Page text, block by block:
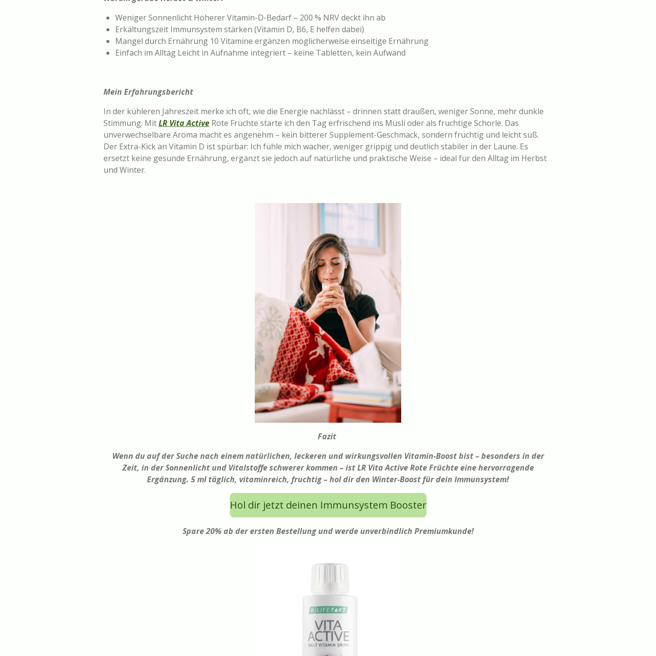
Weniger Sonnenlicht Höherer Vitamin-D-Bedarf – 200 % NRV deckt ihn ab
Erkältungszeit Immunsystem stärken (Vitamin D, B6, E helfen dabei)
Mangel durch Ernährung 10 Vitamine ergänzen möglicherweise einseitige Ernährung
Einfach im Alltag Leicht in Aufnahme integriert – keine Tabletten, kein Aufwand
Mein Erfahrungsbericht
In der kühleren Jahreszeit merke ich oft, wie die Energie nachlässt – drinnen statt draußen, weniger Sonne, mehr dunkle
Stimmung. MitLR Vita Active Rote Früchte starte ich den Tag erfrischend ins Müsli oder als fruchtige Schorle. Das
unverwechselbare Aroma macht es angenehm – kein bitterer Supplement-Geschmack, sondern fruchtig und leicht süß.
Der Extra-Kick an Vitamin D ist spürbar: Ich fühle mich wacher, weniger grippig und deutlich stabiler in der Laune. Es
ersetzt keine gesunde Ernährung, ergänzt sie jedoch auf natürliche und praktische Weise – ideal für den Alltag im Herbst
und Winter.
Fazit
Wenn du auf der Suche nach einem natürlichen, leckeren und wirkungsvollen Vitamin-Boost bist – besonders in der
Zeit, in der Sonnenlicht und Vitalstoffe schwerer kommen – ist LR Vita Active Rote Früchte eine hervorragende
Ergänzung. 5 ml täglich, vitaminreich, fruchtig – hol dir den Winter-Boost für dein Immunsystem!
Hol dir jetzt deinen Immunsystem Booster
Spare 20% ab der ersten Bestellung und werde unverbindlich Premiumkunde!